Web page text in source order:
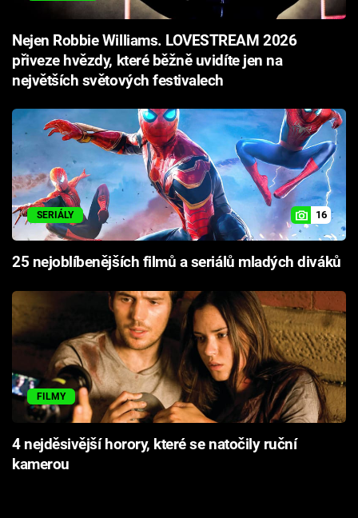
Nejen Robbie Williams. LOVESTREAM 2026
přiveze hvězdy, které běžně uvidíte jen na
největších světových festivalech
SERIÁLY 16
25 nejoblíbenějších filmů a seriálů mladých diváků
FILMY
4 nejděsivější horory, které se natočily ruční
kamerou